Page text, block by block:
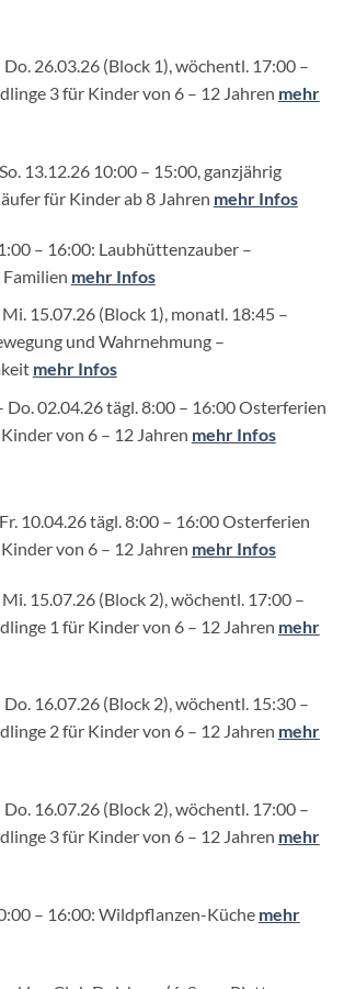
Do. 26.03.26 (Block 1), wöchentl. 17:00 –
3 für Kinder von 6 – 12 Jahren mehr
13.12.26 10:00 – 15:00, ganzjährig
für Kinder ab 8 Jahren mehr Infos
– 16:00: Laubhüttenzauber –
mehr Infos
15.07.26 (Block 1), monatl. 18:45 –
und Wahrnehmung –
mehr Infos
Do. 02.04.26 tägl. 8:00 – 16:00 Osterferien
von 6 – 12 Jahren mehr Infos
10.04.26 tägl. 8:00 – 16:00 Osterferien
von 6 – 12 Jahren mehr Infos
15.07.26 (Block 2), wöchentl. 17:00 –
1 für Kinder von 6 – 12 Jahren mehr
Do. 16.07.26 (Block 2), wöchentl. 15:30 –
2 für Kinder von 6 – 12 Jahren mehr
Do. 16.07.26 (Block 2), wöchentl. 17:00 –
3 für Kinder von 6 – 12 Jahren mehr
– 16:00: Wildpflanzen-Küche mehr